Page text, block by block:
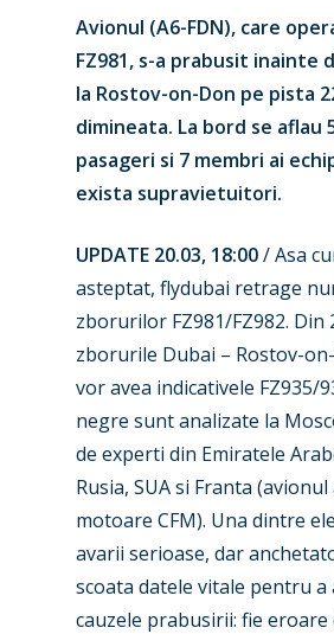
Avionul (A6-FDN), care
FZ981, s-a prabusit inainte
la Rostov-on-Don pe pista
dimineata. La bord se aflau
pasageri si 7 membri ai
exista supravietuitori.
UPDATE 20.03, 18:00/ Asa
asteptat, flydubai retrage
zborurilor FZ981/FZ982. Din
zborurile Dubai – Rostov-
vor avea indicativele FZ935/
negre sunt analizate la
de experti din Emiratele
Rusia, SUA si Franta (avionul
motoare CFM). Una dintre
avarii serioase, dar
scoata datele vitale pentru a
cauzele prabusirii: fie